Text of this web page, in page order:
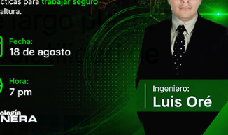
largo plazo:
de